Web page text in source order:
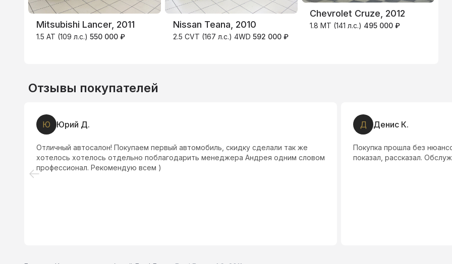
Mitsubishi Lancer, 2011
1.5 AT (109 л.с.) 550 000 ₽
Nissan Teana, 2010
2.5 CVT (167 л.с.) 4WD 592 000 ₽
Chevrolet Cruze, 2012
1.8 MT (141 л.с.) 495 000 ₽
Отзывы покупателей
Ю Юрий Д.
Отличный автосалон! Покупаем первый автомобиль, скидку сделали так же
хотелось хотелось отдельно поблагодарить менеджера Андрея одним словом
профессионал. Рекомендую всем )
Д Денис К.
Покупка прошла без
показал, рассказал.